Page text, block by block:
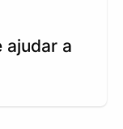
ajudar a